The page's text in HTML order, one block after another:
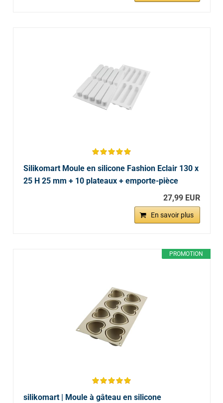
Silikomart Moule en silicone Fashion Eclair 130 x
25 H 25 mm + 10 plateaux + emporte-pièce
27,99 EUR
En savoir plus
PROMOTION
silikomart | Moule à gâteau en silicone